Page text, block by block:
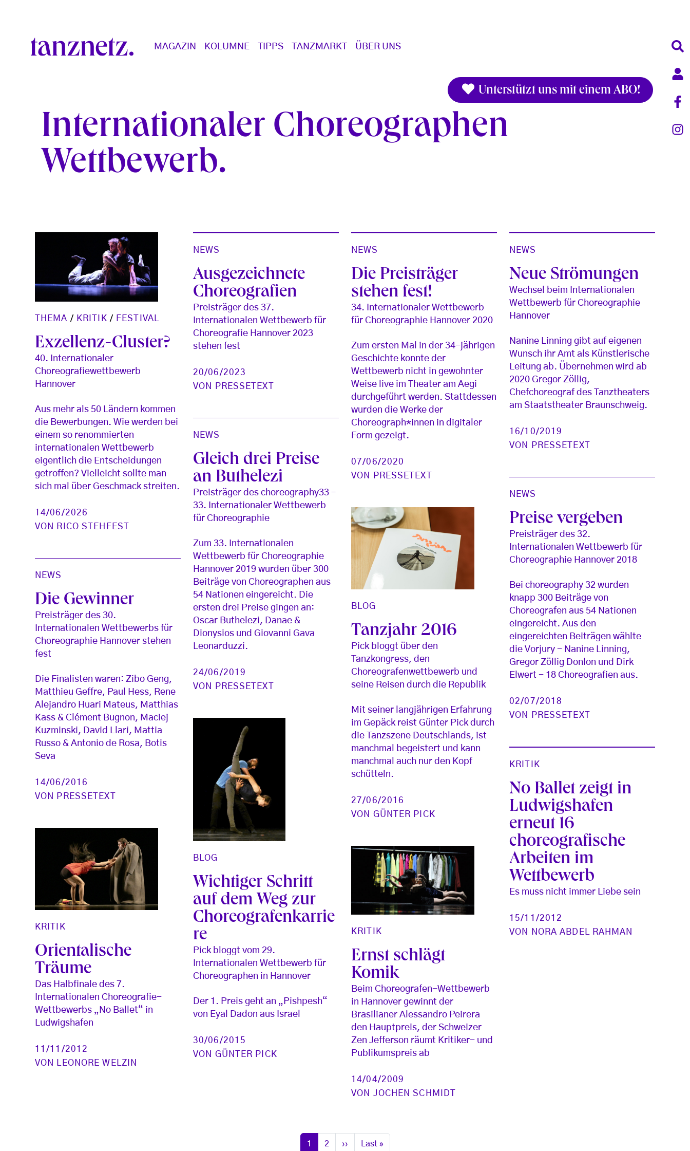
Main navigation
MAGAZIN KOLUMNE TIPPS TANZMARKT ÜBER UNS
Unterstützt uns mit einem ABO!
Internationaler Choreographen
Wettbewerb
THEMA / KRITIK / FESTIVAL
Exzellenz-Cluster?
40. Internationaler
Choreografiewettbewerb
Hannover
Aus mehr als 50 Ländern kommen
die Bewerbungen. Wie werden bei
einem so renommierten
internationalen Wettbewerb
eigentlich die Entscheidungen
getroffen? Vielleicht sollte man
sich mal über Geschmack streiten.
14/06/2026
VON
RICO STEHFEST
NEWS
Ausgezeichnete
Choreografien
Preisträger des 37.
Internationalen Wettbewerb für
Choreografie Hannover 2023
stehen fest
20/06/2023
VON
PRESSETEXT
NEWS
Die Preisträger
stehen fest!
34. Internationaler Wettbewerb
für Choreographie Hannover 2020
Zum ersten Mal in der 34-jährigen
Geschichte konnte der
Wettbewerb nicht in gewohnter
Weise live im Theater am Aegi
durchgeführt werden. Stattdessen
wurden die Werke der
Choreograph*innen in digitaler
Form gezeigt.
07/06/2020
VON
PRESSETEXT
NEWS
Neue Strömungen
Wechsel beim Internationalen
Wettbewerb für Choreographie
Hannover
Nanine Linning gibt auf eigenen
Wunsch ihr Amt als Künstlerische
Leitung ab. Übernehmen wird ab
2020 Gregor Zöllig,
Chefchoreograf des Tanztheaters
am Staatstheater Braunschweig.
16/10/2019
VON
PRESSETEXT
NEWS
Gleich drei Preise
an Buthelezi
Preisträger des choreography33 –
33. Internationaler Wettbewerb
für Choreographie
Zum 33. Internationalen
Wettbewerb für Choreographie
Hannover 2019 wurden über 300
Beiträge von Choreographen aus
54 Nationen eingereicht. Die
ersten drei Preise gingen an:
Oscar Buthelezi, Danae &
Dionysios und Giovanni Gava
Leonarduzzi.
24/06/2019
VON
PRESSETEXT
NEWS
Preise vergeben
Preisträger des 32.
Internationalen Wettbewerb für
Choreographie Hannover 2018
Bei choreography 32 wurden
knapp 300 Beiträge von
Choreografen aus 54 Nationen
eingereicht. Aus den
eingereichten Beiträgen wählte
die Vorjury - Nanine Linning,
Gregor Zöllig Donlon und Dirk
Elwert - 18 Choreografien aus.
02/07/2018
VON
PRESSETEXT
BLOG
Tanzjahr 2016
Pick bloggt über den
Tanzkongress, den
Choreografenwettbewerb und
seine Reisen durch die Republik
Mit seiner langjährigen Erfahrung
im Gepäck reist Günter Pick durch
die Tanzszene Deutschlands, ist
manchmal begeistert und kann
manchmal auch nur den Kopf
schütteln.
27/06/2016
VON GÜNTER PICK
NEWS
Die Gewinner
Preisträger des 30.
Internationalen Wettbewerbs für
Choreographie Hannover stehen
fest
Die Finalisten waren: Zibo Geng,
Matthieu Geffre, Paul Hess, Rene
Alejandro Huari Mateus, Matthias
Kass & Clément Bugnon, Maciej
Kuzminski, David Llari, Mattia
Russo & Antonio de Rosa, Botis
Seva
14/06/2016
VON
PRESSETEXT
BLOG
Wichtiger Schritt
auf dem Weg zur
Choreografenkarrie
re
Pick bloggt vom 29.
Internationalen Wettbewerb für
Choreographen in Hannover
Der 1. Preis geht an „Pishpesh“
von Eyal Dadon aus Israel
30/06/2015
VON GÜNTER PICK
KRITIK
No Ballet zeigt in
Ludwigshafen
erneut 16
choreografische
Arbeiten im
Wettbewerb
Es muss nicht immer Liebe sein
15/11/2012
VON
NORA ABDEL RAHMAN
KRITIK
Orientalische
Träume
Das Halbfinale des 7.
Internationalen Choreografie-
Wettbewerbs „No Ballet“ in
Ludwigshafen
11/11/2012
VON
LEONORE WELZIN
KRITIK
Ernst schlägt
Komik
Beim Choreografen-Wettbewerb
in Hannover gewinnt der
Brasilianer Alessandro Peirera
den Hauptpreis, der Schweizer
Zen Jefferson räumt Kritiker- und
Publikumspreis ab
14/04/2009
VON JOCHEN SCHMIDT
Seite
1 Seite
2 Nächste Seite
›› Letzte Seite
Last »